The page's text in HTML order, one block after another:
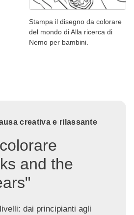
Stampa il disegno da colorare
del mondo di Alla ricerca di
Nemo per bambini.
creativa e rilassante
and the
dai principianti agli